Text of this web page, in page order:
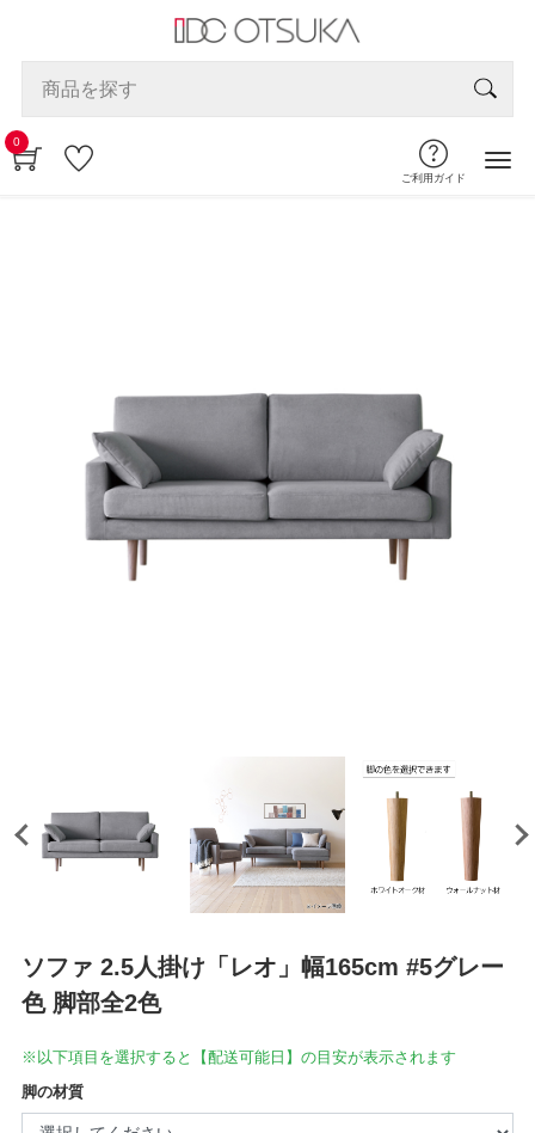
0
ご利用ガイド
ソファ 2.5人掛け「レオ」幅165cm #5グレー
色 脚部全2色
※以下項目を選択すると【配送可能日】の目安が表示されます
脚の材質